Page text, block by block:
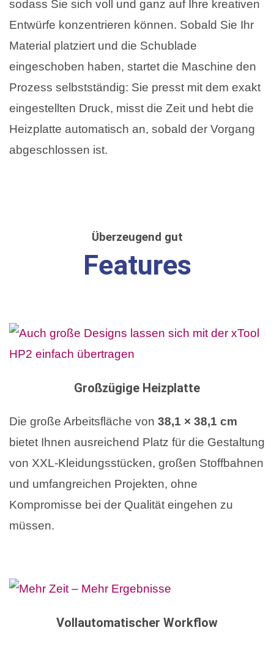
sodass Sie sich voll und ganz auf Ihre kreativen
Entwürfe konzentrieren können. Sobald Sie Ihr
Material platziert und die Schublade
eingeschoben haben, startet die Maschine den
Prozess selbstständig: Sie presst mit dem exakt
eingestellten Druck, misst die Zeit und hebt die
Heizplatte automatisch an, sobald der Vorgang
abgeschlossen ist.
Überzeugend gut
Features
Großzügige Heizplatte
Die große Arbeitsfläche von 38,1 × 38,1 cm
bietet Ihnen ausreichend Platz für die Gestaltung
von XXL-Kleidungsstücken, großen Stoffbahnen
und umfangreichen Projekten, ohne
Kompromisse bei der Qualität eingehen zu
müssen.
Vollautomatischer Workflow